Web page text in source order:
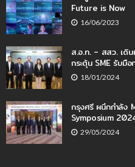
Future is Now
16/06/2023
ส.อ.ท. – สสว. เดิน
กระตุ้น SME รับมือ
18/01/2024
กรุงศรี ผนึกกำลัง
Symposium
29/05/2024